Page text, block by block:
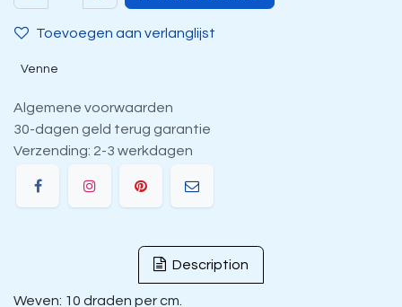
Toevoegen aan verlanglijst
Venne
Algemene voorwaarden
30-dagen geld terug garantie
Verzending: 2-3 werkdagen
Description
Weven: 10 draden per cm.